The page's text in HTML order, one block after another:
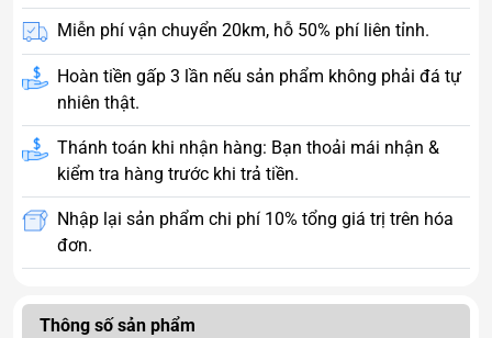
Miễn phí vận chuyển 20km, hỗ 50% phí liên tỉnh.
Hoàn tiền gấp 3 lần nếu sản phẩm không phải đá tự
nhiên thật.
Thánh toán khi nhận hàng: Bạn thoải mái nhận &
kiểm tra hàng trước khi trả tiền.
Nhập lại sản phẩm chi phí 10% tổng giá trị trên hóa
đơn.
Thông số sản phẩm